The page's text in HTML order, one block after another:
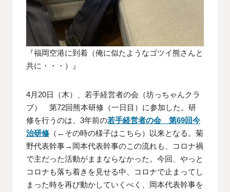
『福岡空港に到着（俺に似たようなゴツイ熊さんと
共に・・・）』
4月20日（木）、若手経営者の会（坊っちゃんクラ
ブ） 第72回熊本研修（一日目）に参加した。研
修を行うのは、3年前の若手経営者の会 第69回今
治研修（←その時の様子はこちら）以来となる。菊
野代表幹事→岡本代表幹事のこの流れも、コロナ禍
で主だった活動がままならなかった。今回、やっと
コロナも落ち着きを見せる中、コロナで止まってし
まった時を再び動かしていくべく、岡本代表幹事を